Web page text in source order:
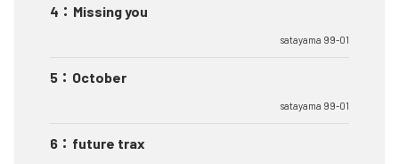
4 ： Missing you
satayama 99-01
5 ： October
satayama 99-01
6 ： future trax